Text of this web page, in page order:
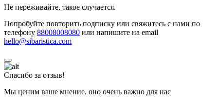
Не переживайте, такое случается.
Попробуйте повторить подписку или свяжитесь с нами по
телефону 88008008080 или напишите на email
hello@sibaristica.com
Спасибо за отзыв!
Мы ценим ваше мнение, оно очень важно для нас